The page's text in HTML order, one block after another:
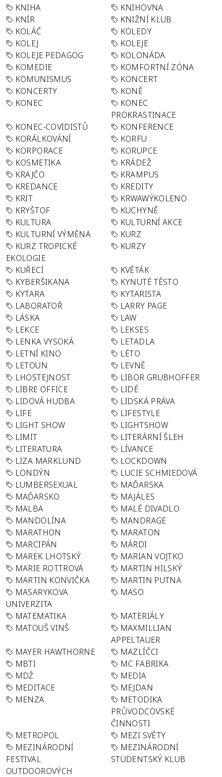
KNIHA
KNIHOVNA
KNÍR
KNIŽNÍ KLUB
KOLÁČ
KOLEDY
KOLEJ
KOLEJE
KOLEJE PEDAGOG
KOLONÁDA
KOMEDIE
KOMFORTNÍ ZÓNA
KOMUNISMUS
KONCERT
KONCERTY
KONĚ
KONEC
KONEC
PROKRASTINACE
KONEC-COVIDISTŮ
KONFERENCE
KORÁLKOVÁNÍ
KORFU
KORPORACE
KORUPCE
KOSMETIKA
KRÁDEŽ
KRAJČO
KRAMPUS
KREDANCE
KREDITY
KRIT
KRWAWÝKOLENO
KRYŠTOF
KUCHYNĚ
KULTURA
KULTURNÍ AKCE
KULTURNÍ VÝMĚNA
KURZ
KURZ TROPICKÉ
EKOLOGIE
KURZY
KUŘECÍ
KVĚTÁK
KYBERŠIKANA
KYNUTÉ TĚSTO
KYTARA
KYTARISTA
LABORATOŘ
LARRY PAGE
LÁSKA
LAW
LEKCE
LEKSES
LENKA VYSOKÁ
LETADLA
LETNÍ KINO
LÉTO
LETOUN
LEVNĚ
LHOSTEJNOST
LIBOR GRUBHOFFER
LIBRE OFFICE
LIDÉ
LIDOVÁ HUDBA
LIDSKÁ PRÁVA
LIFE
LIFESTYLE
LIGHT SHOW
LIGHTSHOW
LIMIT
LITERÁRNÍ ŠLEH
LITERATURA
LÍVANCE
LIZA MARKLUND
LOCKDOWN
LONDÝN
LUCIE SCHMIEDOVÁ
LUMBERSEXUAL
MAĎARSKA
MAĎARSKO
MAJÁLES
MALBA
MALÉ DIVADLO
MANDOLÍNA
MANDRAGE
MARATHON
MARATON
MARCIPÁN
MÁRDI
MAREK LHOTSKÝ
MARIAN VOJTKO
MARIE ROTTROVÁ
MARTIN HILSKÝ
MARTIN KONVIČKA
MARTIN PUTNA
MASARYKOVA
UNIVERZITA
MASO
MATEMATIKA
MATERIÁLY
MATOUŠ VINŠ
MAXMILLIAN
APPELTAUER
MAYER HAWTHORNE
MAZLÍČCI
MBTI
MC FABRIKA
MDŽ
MEDIA
MEDITACE
MEJDAN
MENZA
METODIKA
PRŮVODCOVSKÉ
ČINNOSTI
METROPOL
MEZI SVĚTY
MEZINÁRODNÍ
FESTIVAL
OUTDOOROVÝCH
MEZINÁRODNÍ
STUDENTSKÝ KLUB